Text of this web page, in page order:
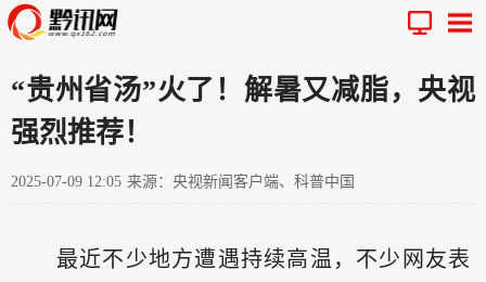
“贵州省汤”火了！解暑又减脂，央视
强烈推荐！
2025-07-09 12:05 来源：央视新闻客户端、科普中国
最近不少地方遭遇持续高温，不少网友表